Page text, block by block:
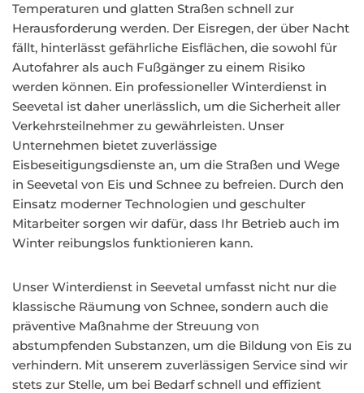
Temperaturen und glatten Straßen schnell zur
Herausforderung werden. Der Eisregen, der über Nacht
fällt, hinterlässt gefährliche Eisflächen, die sowohl für
Autofahrer als auch Fußgänger zu einem Risiko
werden können. Ein professioneller Winterdienst in
Seevetal ist daher unerlässlich, um die Sicherheit aller
Verkehrsteilnehmer zu gewährleisten. Unser
Unternehmen bietet zuverlässige
Eisbeseitigungsdienste an, um die Straßen und Wege
in Seevetal von Eis und Schnee zu befreien. Durch den
Einsatz moderner Technologien und geschulter
Mitarbeiter sorgen wir dafür, dass Ihr Betrieb auch im
Winter reibungslos funktionieren kann.
Unser Winterdienst in Seevetal umfasst nicht nur die
klassische Räumung von Schnee, sondern auch die
präventive Maßnahme der Streuung von
abstumpfenden Substanzen, um die Bildung von Eis zu
verhindern. Mit unserem zuverlässigen Service sind wir
stets zur Stelle, um bei Bedarf schnell und effizient